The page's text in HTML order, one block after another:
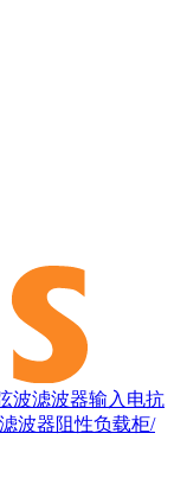
波滤波器输入电抗
波器阻性负载柜/